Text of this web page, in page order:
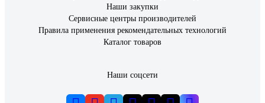
Наши закупки
Сервисные центры производителей
Правила применения рекомендательных технологий
Каталог товаров
Наши соцсети